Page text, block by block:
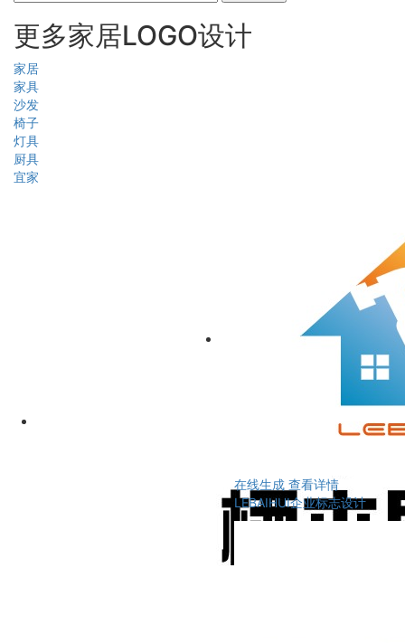
更多家居LOGO设计
家居
家具
沙发
椅子
灯具
厨具
宜家
在线生成 查看详情
LEBAIHUI企业标志设计